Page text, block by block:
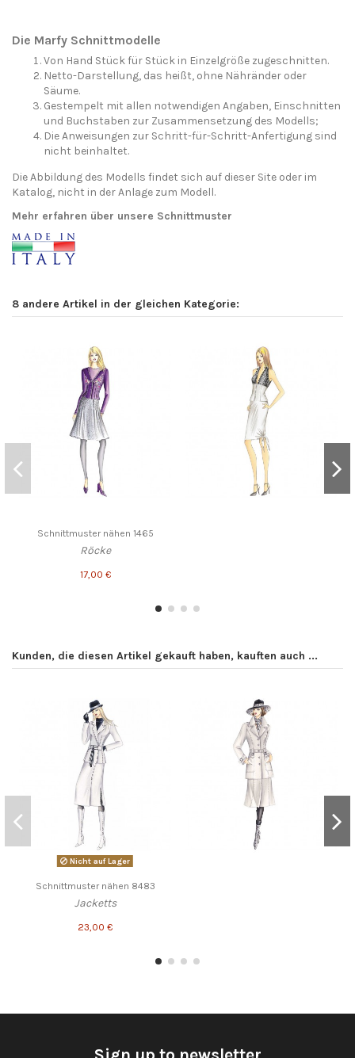
Die Marfy Schnittmodelle
Von Hand Stück für Stück in Einzelgröße zugeschnitten.
Netto-Darstellung, das heißt, ohne Nähränder oder
Säume.
Gestempelt mit allen notwendigen Angaben, Einschnitten
und Buchstaben zur Zusammensetzung des Modells;
Die Anweisungen zur Schritt-für-Schritt-Anfertigung sind
nicht beinhaltet.
Die Abbildung des Modells findet sich auf dieser Site oder im
Katalog, nicht in der Anlage zum Modell.
Mehr erfahren über unsere Schnittmuster
8 andere Artikel in der gleichen Kategorie:
Schnittmuster nähen 1465
Röcke
17,00 €
Kunden, die diesen Artikel gekauft haben, kauften auch ...
Nicht auf Lager
Schnittmuster nähen 8483
Jacketts
23,00 €